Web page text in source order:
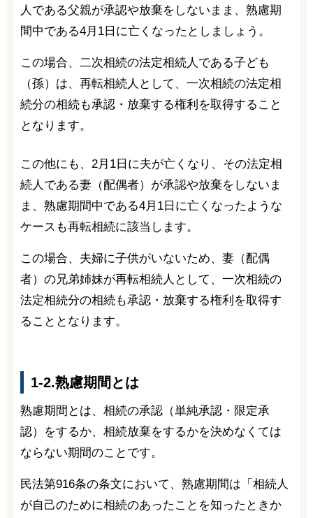
人である父親が承認や放棄をしないまま、熟慮期
間中である4月1日に亡くなったとしましょう。
この場合、二次相続の法定相続人である子ども
（孫）は、再転相続人として、一次相続の法定相
続分の相続も承認・放棄する権利を取得すること
となります。
この他にも、2月1日に夫が亡くなり、その法定相
続人である妻（配偶者）が承認や放棄をしないま
ま、熟慮期間中である4月1日に亡くなったような
ケースも再転相続に該当します。
この場合、夫婦に子供がいないため、妻（配偶
者）の兄弟姉妹が再転相続人として、一次相続の
法定相続分の相続も承認・放棄する権利を取得す
ることとなります。
1-2.熟慮期間とは
熟慮期間とは、相続の承認（単純承認・限定承
認）をするか、相続放棄をするかを決めなくては
ならない期間のことです。
民法第916条の条文において、熟慮期間は「相続人
が自己のために相続のあったことを知ったときか